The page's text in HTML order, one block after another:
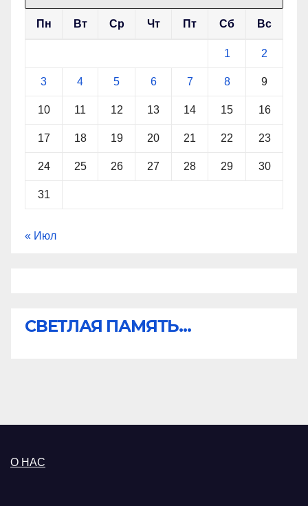
Пн Вт Ср Чт Пт Сб Вс
1 2
3 4 5 6 7 8 9
10 11 12 13 14 15 16
17 18 19 20 21 22 23
24 25 26 27 28 29 30
31
« Июл
СВЕТЛАЯ ПАМЯТЬ...
О НАС